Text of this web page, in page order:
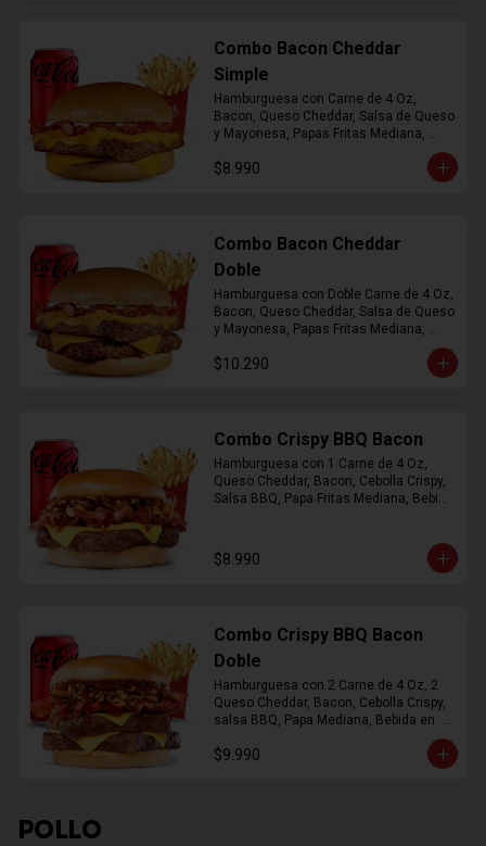
Combo Bacon Cheddar
Simple
Hamburguesa con Carne de 4 Oz,
Bacon, Queso Cheddar, Salsa de Queso
y Mayonesa, Papas Fritas Mediana,
$8.990
Combo Bacon Cheddar
Doble
Hamburguesa con Doble Carne de 4 Oz,
Bacon, Queso Cheddar, Salsa de Queso
y Mayonesa, Papas Fritas Mediana,
$10.290
Combo Crispy BBQ Bacon
Hamburguesa con 1 Carne de 4 Oz,
Queso Cheddar, Bacon, Cebolla Crispy,
Salsa BBQ, Papa Fritas Mediana, Bebida
$8.990
Combo Crispy BBQ Bacon
Doble
Hamburguesa con 2 Carne de 4 Oz, 2
Queso Cheddar, Bacon, Cebolla Crispy,
salsa BBQ, Papa Mediana, Bebida en
$9.990
POLLO